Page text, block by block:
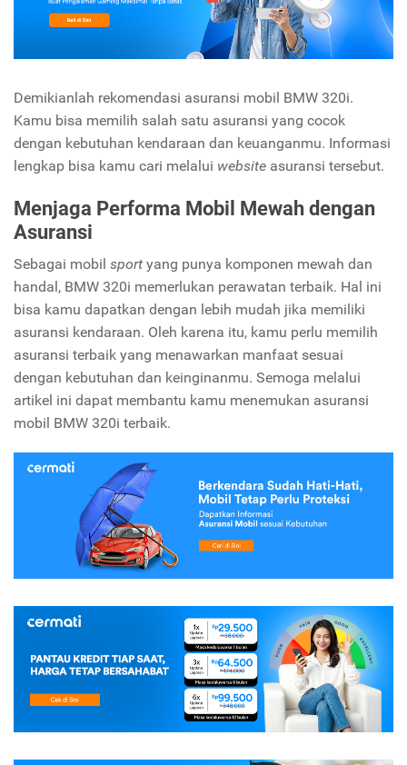
Demikianlah rekomendasi asuransi mobil BMW 320i.
Kamu bisa memilih salah satu asuransi yang cocok
dengan kebutuhan kendaraan dan keuanganmu. Informasi
lengkap bisa kamu cari melalui website asuransi tersebut.
Menjaga Performa Mobil Mewah dengan
Asuransi
Sebagai mobil sport yang punya komponen mewah dan
handal, BMW 320i memerlukan perawatan terbaik. Hal ini
bisa kamu dapatkan dengan lebih mudah jika memiliki
asuransi kendaraan. Oleh karena itu, kamu perlu memilih
asuransi terbaik yang menawarkan manfaat sesuai
dengan kebutuhan dan keinginanmu. Semoga melalui
artikel ini dapat membantu kamu menemukan asuransi
mobil BMW 320i terbaik.